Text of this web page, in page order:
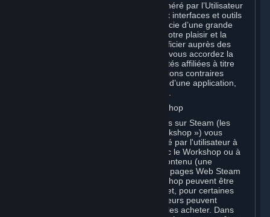
Vous reconnaissez que le Contenu Généré par l’Utilisateur
que vous chargez sur Steam grâce aux interfaces et outils
mis à votre disposition par Valve bénéficie d’une grande
visibilité et que vous le partagez pour votre plaisir et la
renommée dont il peut vous faire bénéficier auprès des
autres Souscripteurs. Par conséquent, vous accordez la
présente licence à Valve et à ses sociétés affiliées à titre
gratuit, sous réserve de toutes dispositions contraires
prévues par les Conditions spécifiques d’une application,
B. Contenu chargé sur le Steam Workshop
Certains jeux et applications disponibles sur Steam (les
« Applications compatibles avec le Workshop ») vous
permettent de créer du Contenu généré par l'utilisateur à
partir d'une Application compatible avec le Workshop ou à
l'aide de celle-ci, et de soumettre ce Contenu (une
« Contribution au Workshop ») sur des pages Web Steam
Workshop. Les Contributions au Workshop peuvent être
consultées par la communauté Steam et, pour certaines
catégories de Contributions, les utilisateurs peuvent
interagir avec elles, les télécharger ou les acheter. Dans